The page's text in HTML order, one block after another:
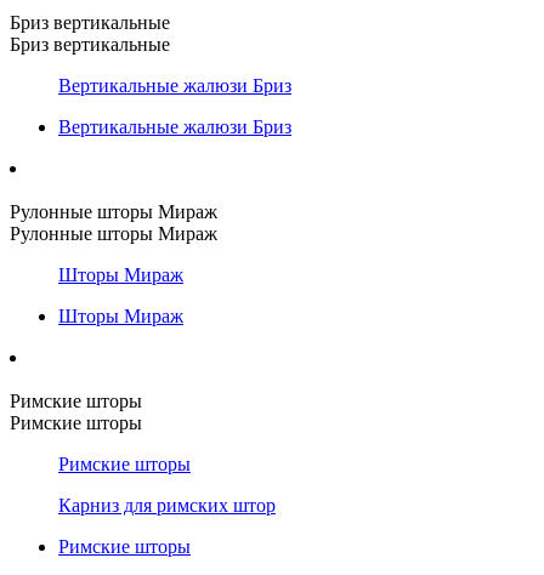
Бриз вертикальные
Бриз вертикальные
Вертикальные жалюзи Бриз
Вертикальные жалюзи Бриз
Рулонные шторы Мираж
Рулонные шторы Мираж
Шторы Мираж
Шторы Мираж
Римские шторы
Римские шторы
Римские шторы
Карниз для римских штор
Римские шторы